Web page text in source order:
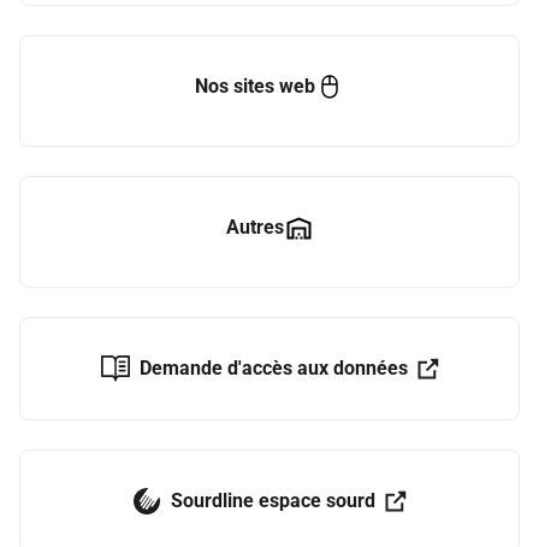
Nos sites web
Autres
Demande d'accès aux données
Vous allez être redirigé vers
Sourdline espace sourd
Vous allez être redirigé vers